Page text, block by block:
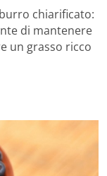
chiarificato:
di mantenere
un grasso ricco